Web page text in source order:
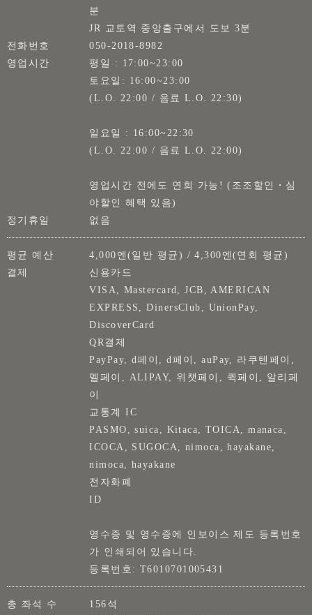
분
JR 교토역 중앙출구에서 도보 3분
전화번호
050-2018-8982
영업시간
평일 : 17:00~23:00
토요일: 16:00~23:00
(L.O. 22:00 / 음료 L.O. 22:30)
일요일 : 16:00~22:30
(L.O. 22:00 / 음료 L.O. 22:00)
영업시간 전에도 연회 가능! (조조할인・심
야할인 혜택 있음)
정기휴일
없음
평균 예산
4,000엔(일반 평균) / 4,300엔(연회 평균)
결제
신용카드
VISA, Mastercard, JCB, AMERICAN
EXPRESS, DinersClub, UnionPay,
DiscoverCard
QR결제
PayPay, d페이, d페이, auPay, 라쿠텐페이,
멜페이, ALIPAY, 위챗페이, 퀵페이, 알리페
이
교통계 IC
PASMO, suica, Kitaca, TOICA, manaca,
ICOCA, SUGOCA, nimoca, hayakane,
nimoca, hayakane
전자화폐
ID
영수증 및 영수증에 인보이스 제도 등록번호
가 인쇄되어 있습니다.
등록번호: T6010701005431
총 좌석 수
156석